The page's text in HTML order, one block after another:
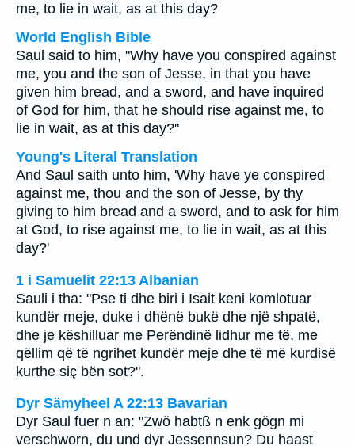
me, to lie in wait, as at this day?
World English Bible
Saul said to him, "Why have you conspired against
me, you and the son of Jesse, in that you have
given him bread, and a sword, and have inquired
of God for him, that he should rise against me, to
lie in wait, as at this day?"
Young's Literal Translation
And Saul saith unto him, 'Why have ye conspired
against me, thou and the son of Jesse, by thy
giving to him bread and a sword, and to ask for him
at God, to rise against me, to lie in wait, as at this
day?'
1 i Samuelit 22:13 Albanian
Sauli i tha: "Pse ti dhe biri i Isait keni komlotuar
kundër meje, duke i dhënë bukë dhe një shpatë,
dhe je këshilluar me Perëndinë lidhur me të, me
qëllim që të ngrihet kundër meje dhe të më kurdisë
kurthe siç bën sot?".
Dyr Sämyheel A 22:13 Bavarian
Dyr Saul fuer n an: "Zwö habtß n enk gögn mi
verschworn, du und dyr Jessennsun? Du haast